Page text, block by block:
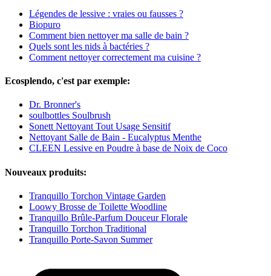
Légendes de lessive : vraies ou fausses ?
Biopuro
Comment bien nettoyer ma salle de bain ?
Quels sont les nids à bactéries ?
Comment nettoyer correctement ma cuisine ?
Ecosplendo, c'est par exemple:
Dr. Bronner's
soulbottles Soulbrush
Sonett Nettoyant Tout Usage Sensitif
Nettoyant Salle de Bain - Eucalyptus Menthe
CLEEN Lessive en Poudre à base de Noix de Coco
Nouveaux produits:
Tranquillo Torchon Vintage Garden
Loowy Brosse de Toilette Woodline
Tranquillo Brûle-Parfum Douceur Florale
Tranquillo Torchon Traditional
Tranquillo Porte-Savon Summer